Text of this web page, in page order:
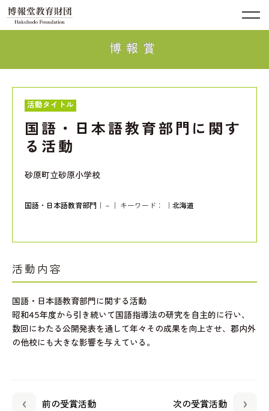
博報賞
活動タイトル
国語・日本語教育部門に関す
る活動
砂原町立砂原小学校
国語・日本語教育部門 ｜－｜ キーワード： 北海道
活動内容
国語・日本語教育部門に関する活動
昭和45年度から引き続いて国語指導法の研究を自主的に行い、
数回にわたる公開発表を通して年々その成果を向上させ、郡内外
の他校にも大きな影響を与えている。
前の受賞活動 次の受賞活動